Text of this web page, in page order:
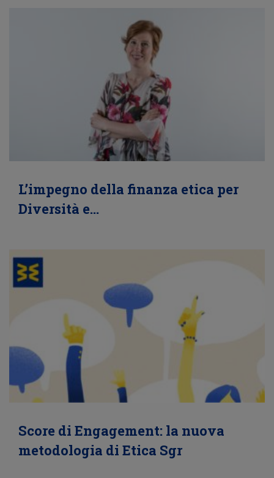
L’impegno della finanza etica per
Diversità e…
Score di Engagement: la nuova
metodologia di Etica Sgr